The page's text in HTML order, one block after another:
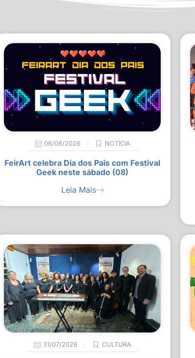
06/08/2026 NOTÍCIA
FeirArt celebra Dia dos Pais com Festival
Geek neste sábado (08)
Leia Mais
31/07/2026 CULTURA